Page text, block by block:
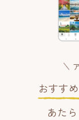
おすす
あた